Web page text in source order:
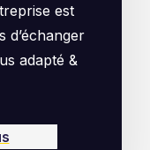
est
d’échanger
adapté &